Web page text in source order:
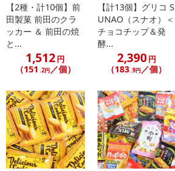
【2種・計10個】前
田製菓 前田のクラ
ッカー ＆ 前田の焼
と...
1,512円
（151 .2円／個）
【計13個】グリコ S
UNAO（スナオ）＜
チョコチップ＆発
酵...
2,390円
（183.9円 ／個）